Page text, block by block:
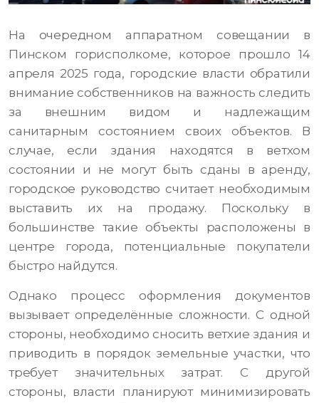
На очередном аппаратном совещании в
Пинском горисполкоме, которое прошло 14
апреля 2025 года, городские власти обратили
внимание собственников на важность следить
за внешним видом и надлежащим
санитарным состоянием своих объектов. В
случае, если здания находятся в ветхом
состоянии и не могут быть сданы в аренду,
городское руководство считает необходимым
выставить их на продажу. Поскольку в
большинстве такие объекты расположены в
центре города, потенциальные покупатели
быстро найдутся.
Однако процесс оформления документов
вызывает определённые сложности. С одной
стороны, необходимо сносить ветхие здания и
приводить в порядок земельные участки, что
требует значительных затрат. С другой
стороны, власти планируют минимизировать